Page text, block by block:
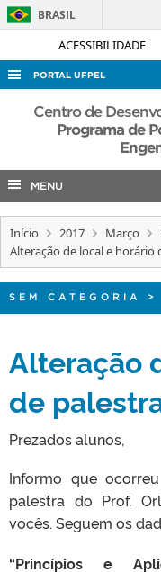
ACESSIBILIDADE
BRASIL
PORTAL UFPEL
ACESSO À INFORMAÇÃO
AUDITORIA
EDITAIS
INTERNACIONAL
Centro de
Programa de
MENU
Início 2017 Março
Alteração de local e
SEM CATEGORIA >
Alteração
de
Prezados alunos,
Informo que
palestra do Prof.
vocês. Seguem os
“Princípios e